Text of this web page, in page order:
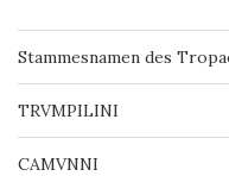
Stammesnamen des
TRVMPILINI
CAMVNNI